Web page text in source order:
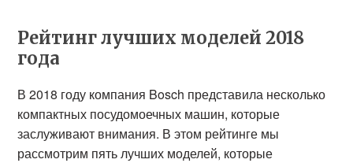
Рейтинг лучших моделей 2018
года
В 2018 году компания Bosch представила несколько
компактных посудомоечных машин, которые
заслуживают внимания. В этом рейтинге мы
рассмотрим пять лучших моделей, которые